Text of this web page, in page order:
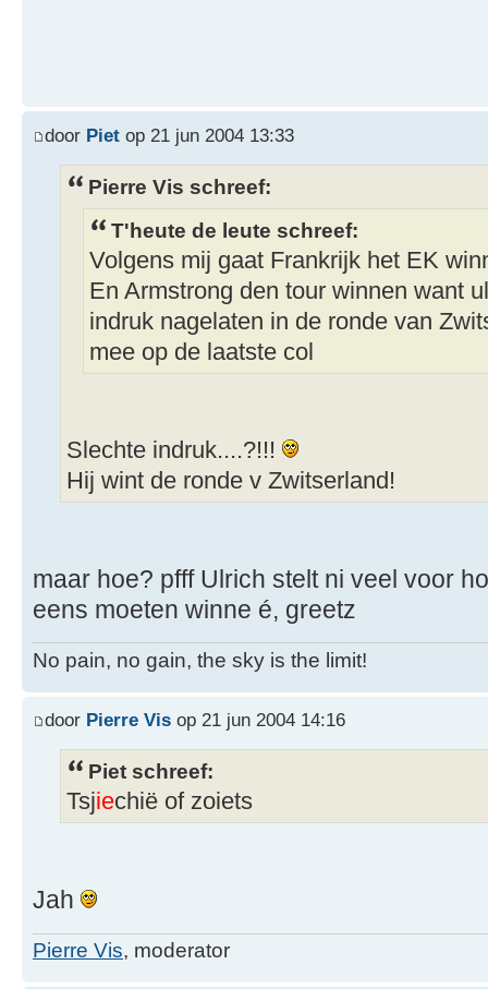
door Piet op 21 jun 2004 13:33
Pierre Vis schreef:
T'heute de leute schreef:
Volgens mij gaat Frankrijk het EK
En Armstrong den tour winnen want
indruk nagelaten in de ronde van
mee op de laatste col
Slechte indruk....?!!!
Hij wint de ronde v Zwitserland!
maar hoe? pfff Ulrich stelt ni veel voor
eens moeten winne é, greetz
No pain, no gain, the sky is the limit!
door Pierre Vis op 21 jun 2004 14:16
Piet schreef:
Tsjiechië of zoiets
Jah
Pierre Vis, moderator